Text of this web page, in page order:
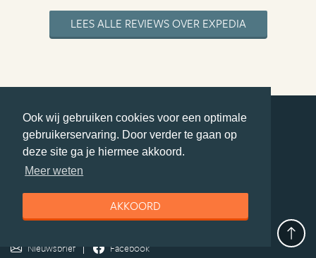
Ook wij gebruiken cookies voor een optimale
gebruikerservaring. Door verder te gaan op
deze site ga je hiermee akkoord.
Meer weten
AKKOORD
LEES ALLE REVIEWS OVER EXPEDIA
deel deze pagina
© Getaway Travel
Privacy statement Disclaimer
Nieuwsbrief
Facebook